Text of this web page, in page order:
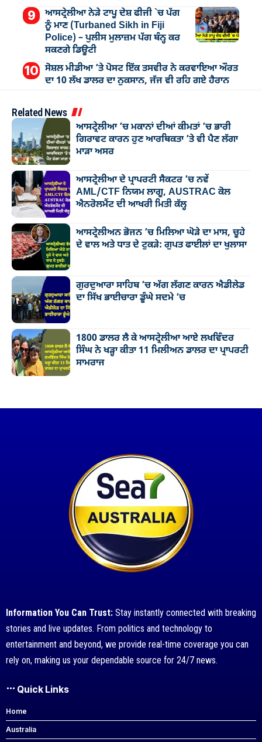
ਆਸਟ੍ਰੇਲੀਆ ਨੇੜੇ ਟਾਪੂ ਦੇਸ਼ ਫੀਜੀ `ਚ ਪੱਗ
ਨੂੰ ਮਾਣ (Turbaned Sikh in Fiji
Police) – ਪੁਲੀਸ ਮੁਲਾਜ਼ਮ ਪੱਗ ਬੰਨ੍ਹ ਕਰ
ਸਕਣਗੇ ਡਿਊਟੀ
ਸੋਸ਼ਲ ਮੀਡੀਆ ’ਤੇ ਪੋਸਟ ਇੱਕ ਤਸਵੀਰ ਨੇ ਕਰਵਾਇਆ ਔਰਤ
ਦਾ 10 ਲੱਖ ਡਾਲਰ ਦਾ ਨੁਕਸਾਨ, ਜੱਜ ਵੀ ਰਹਿ ਗਏ ਹੈਰਾਨ
Related News
ਆਸਟ੍ਰੇਲੀਆ ’ਚ ਮਕਾਨਾਂ ਦੀਆਂ ਕੀਮਤਾਂ ’ਚ ਭਾਰੀ
ਗਿਰਾਵਟ ਕਾਰਨ ਹੁਣ ਆਰਥਿਕਤਾ ’ਤੇ ਵੀ ਪੈਣ ਲੱਗਾ
ਮਾੜਾ ਅਸਰ
ਆਸਟ੍ਰੇਲੀਆ ਦੇ ਪ੍ਰਾਪਰਟੀ ਸੈਕਟਰ ’ਚ ਨਵੇਂ
AML/CTF ਨਿਯਮ ਲਾਗੂ, AUSTRAC ਕੋਲ
ਐਨਰੋਲਮੈਂਟ ਦੀ ਆਖਰੀ ਮਿਤੀ ਕੱਲ੍ਹ
ਆਸਟ੍ਰੇਲੀਅਨ ਭੋਜਨ ’ਚ ਮਿਲਿਆ ਘੋੜੇ ਦਾ ਮਾਸ, ਚੂਹੇ
ਦੇ ਵਾਲ ਅਤੇ ਧਾਤ ਦੇ ਟੁਕੜੇ: ਗੁਪਤ ਫਾਈਲਾਂ ਦਾ ਖੁਲਾਸਾ
ਗੁਰਦੁਆਰਾ ਸਾਹਿਬ ’ਚ ਅੱਗ ਲੱਗਣ ਕਾਰਨ ਐਡੀਲੇਡ
ਦਾ ਸਿੱਖ ਭਾਈਚਾਰਾ ਡੂੰਘੇ ਸਦਮੇ ’ਚ
1800 ਡਾਲਰ ਲੈ ਕੇ ਆਸਟ੍ਰੇਲੀਆ ਆਏ ਲਖਵਿੰਦਰ
ਸਿੰਘ ਨੇ ਖੜ੍ਹਾ ਕੀਤਾ 11 ਮਿਲੀਅਨ ਡਾਲਰ ਦਾ ਪ੍ਰਾਪਰਟੀ
ਸਾਮਰਾਜ
Information You Can Trust: Stay instantly connected with breaking
stories and live updates. From politics and technology to
entertainment and beyond, we provide real-time coverage you can
rely on, making us your dependable source for 24/7 news.
Quick Links
Home
Australia